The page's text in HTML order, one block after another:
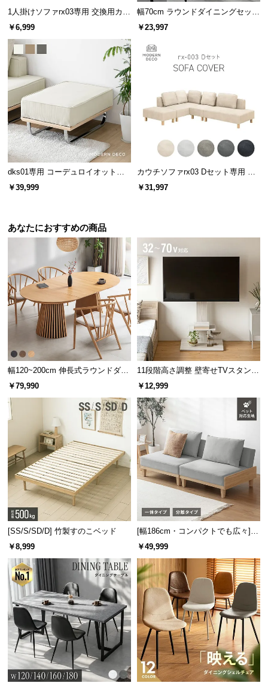
1人掛けソファrx03専用 交換用カバ
ー
￥6,999
幅70cm ラウンドダイニングセット
石目調 大理石調 無地ホワイト 丸
￥23,997
dks01専用 コーデュロイオットマ
ン
￥39,999
カウチソファrx03 Dセット専用 交
換用カバー カウチ+2P+1P+オット
￥31,997
あなたにおすすめの商品
幅120~200cm 伸長式ラウンドダイ
ニングテーブル 6人掛け 天然木突
￥79,990
11段階高さ調整 壁寄せTVスタンド
キャスター付き 上下左右角度調節
￥12,999
[SS/S/SD/D] 竹製すのこベッド
￥8,999
[幅186cm・コンパクトでも広々] 3
人掛けソファベッド リクライニン
グ 天然木フレーム 北欧
￥49,999